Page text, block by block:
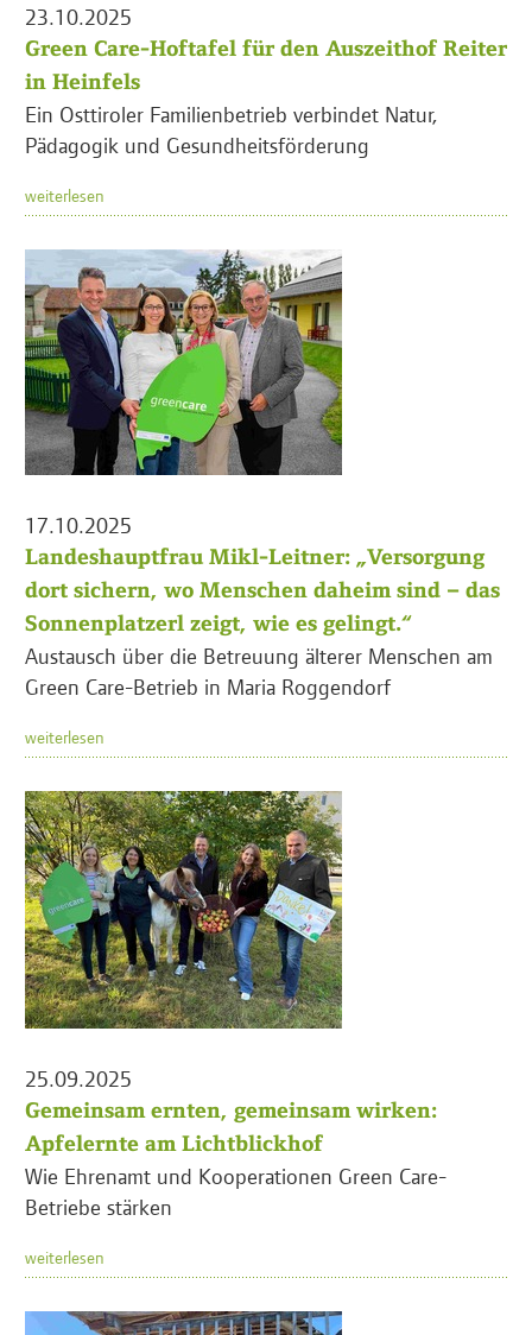
23.10.2025
Green Care-Hoftafel für den Auszeithof Reiter
in Heinfels
Ein Osttiroler Familienbetrieb verbindet Natur,
Pädagogik und Gesundheitsförderung
weiterlesen
17.10.2025
Landeshauptfrau Mikl-Leitner: „Versorgung
dort sichern, wo Menschen daheim sind – das
Sonnenplatzerl zeigt, wie es gelingt.“
Austausch über die Betreuung älterer Menschen am
Green Care-Betrieb in Maria Roggendorf
weiterlesen
25.09.2025
Gemeinsam ernten, gemeinsam wirken:
Apfelernte am Lichtblickhof
Wie Ehrenamt und Kooperationen Green Care-
Betriebe stärken
weiterlesen